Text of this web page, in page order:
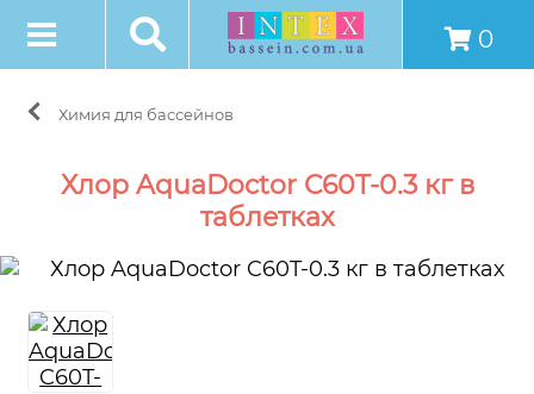
0
Химия для бассейнов
Хлор AquaDoctor C60T-0.3 кг в
таблетках